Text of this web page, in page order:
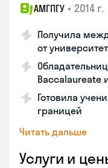
АМГПГУ • 2014 г.
Получила
от
Baccalaureate
Готовила
границей
Читать дальше
Услуги и